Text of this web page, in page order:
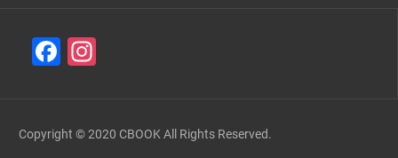
F
e
gr
Copyright © 2020 CBOOK All Rights Reserved.